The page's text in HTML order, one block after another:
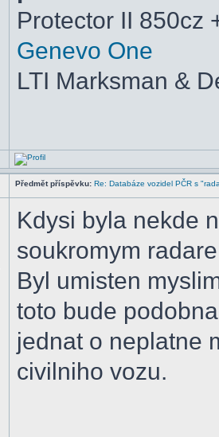
Protector II 850cz
Genevo One
LTI Marksman &
Předmět příspěvku: Re: Databáze vozidel PČR s
Kdysi byla nekde
soukromym
Byl umisten
toto bude
jednat o neplatne
civilniho vozu.